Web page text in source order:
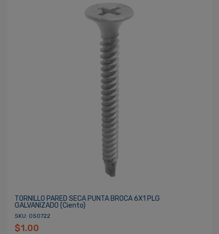
TORNILLO PARED SECA PUNTA BROCA 6X1 PLG
GALVANIZADO (ciento)
SKU: 050722
$1.00